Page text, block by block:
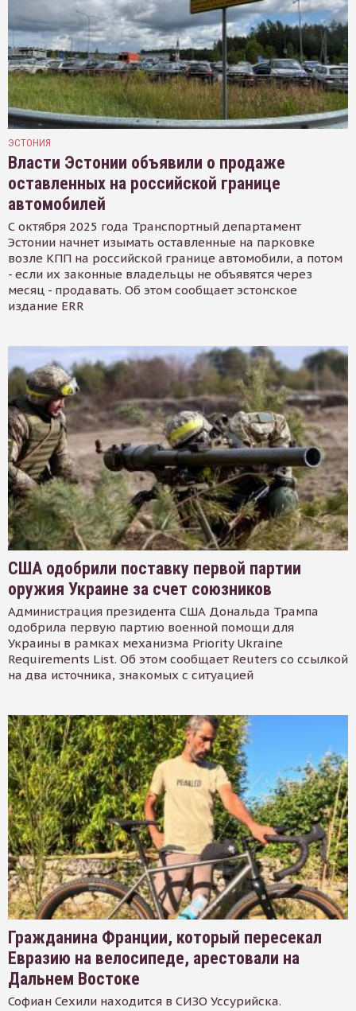
ЭСТОНИЯ
Власти Эстонии объявили о продаже
оставленных на российской границе
автомобилей
С октября 2025 года Транспортный департамент
Эстонии начнет изымать оставленные на парковке
возле КПП на российской границе автомобили, а потом
- если их законные владельцы не объявятся через
месяц - продавать. Об этом сообщает эстонское
издание ERR
США одобрили поставку первой партии
оружия Украине за счет союзников
Администрация президента США Дональда Трампа
одобрила первую партию военной помощи для
Украины в рамках механизма Priority Ukraine
Requirements List. Об этом сообщает Reuters со ссылкой
на два источника, знакомых с ситуацией
Гражданина Франции, который пересекал
Евразию на велосипеде, арестовали на
Дальнем Востоке
Софиан Сехили находится в СИЗО Уссурийска.